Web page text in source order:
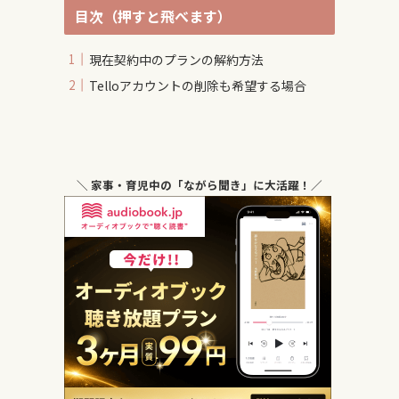
目次（押すと飛べます）
現在契約中のプランの解約方法
Telloアカウントの削除も希望する場合
＼ 家事・育児中の「ながら聞き」に大活躍！／